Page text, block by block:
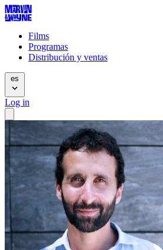
Films
Programas
Distribución y ventas
es
Log in